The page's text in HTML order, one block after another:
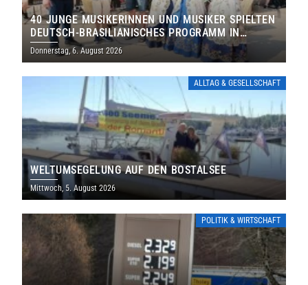
40 JUNGE MUSIKERINNEN UND MUSIKER SPIELTEN
DEUTSCH-BRASILIANISCHES PROGRAMM IN
THOLEY
Donnerstag, 6. August 2026
ALLTAG & GESELLSCHAFT
WELTUMSEGELUNG AUF DEN BOSTALSEE
Mittwoch, 5. August 2026
POLITIK & WIRTSCHAFT